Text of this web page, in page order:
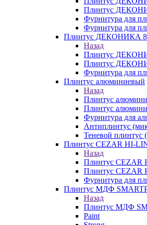
Плинтус
Фурнитура для
Фурнитура для
Плинтус ДЕКОНИКА
Назад
Плинтус
Плинтус
Фурнитура для
Плинтус алюминиевый
Назад
Плинтус
Плинтус
Фурнитура для
Антиплинтус
Теневой
Плинтус CEZAR HI-
Назад
Плинтус CEZAR
Плинтус CEZAR
Фурнитура для
Плинтус МДФ
Назад
Плинтус МДФ
Paint